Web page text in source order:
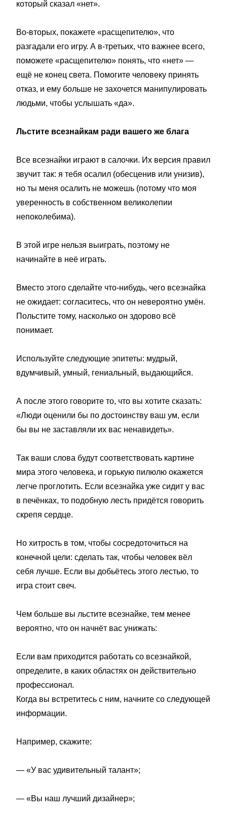
который сказал «нет».
Во-вторых, покажете «расщепителю», что
разгадали его игру. А в-третьих, что важнее всего,
поможете «расщепителю» понять, что «нет» —
ещё не конец света. Помогите человеку принять
отказ, и ему больше не захочется манипулировать
людьми, чтобы услышать «да».
Льстите всезнайкам ради вашего же блага
Все всезнайки играют в салочки. Их версия правил
звучит так: я тебя осалил (обесценив или унизив),
но ты меня осалить не можешь (потому что моя
уверенность в собственном великолепии
непоколебима).
В этой игре нельзя выиграть, поэтому не
начинайте в неё играть.
Вместо этого сделайте что-нибудь, чего всезнайка
не ожидает: согласитесь, что он невероятно умён.
Польстите тому, насколько он здорово всё
понимает.
Используйте следующие эпитеты: мудрый,
вдумчивый, умный, гениальный, выдающийся.
А после этого говорите то, что вы хотите сказать:
«Люди оценили бы по достоинству ваш ум, если
бы вы не заставляли их вас ненавидеть».
Так ваши слова будут соответствовать картине
мира этого человека, и горькую пилюлю окажется
легче проглотить. Если всезнайка уже сидит у вас
в печёнках, то подобную лесть придётся говорить
скрепя сердце.
Но хитрость в том, чтобы сосредоточиться на
конечной цели: сделать так, чтобы человек вёл
себя лучше. Если вы добьётесь этого лестью, то
игра стоит свеч.
Чем больше вы льстите всезнайке, тем менее
вероятно, что он начнёт вас унижать:
Если вам приходится работать со всезнайкой,
определите, в каких областях он действительно
профессионал.
Когда вы встретитесь с ним, начните со следующей
информации.
Например, скажите:
— «У вас удивительный талант»;
— «Вы наш лучший дизайнер»;